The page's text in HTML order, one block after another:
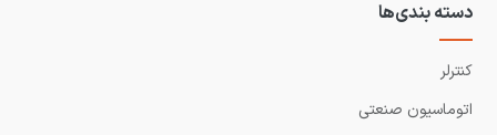
دسته بندی‌ها
کنترلر
اتوماسیون صنعتی